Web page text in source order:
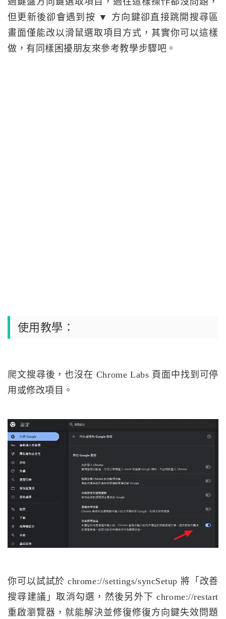
但更新後卻會遇到按 ▼ 方向鍵卻直接跳開搜尋區
畫面僅能改以滑鼠選取項目方式，其實你可以這樣
做，有同樣困擾朋友來參考教學步驟吧。
使用教學：
爬文搜尋後，也沒在 Chrome Labs 頁面中找到可停
用或修改項目。
你可以試試於 chrome://settings/syncSetup 將「改善
搜尋建議」取消勾選，然後另外下 chrome://restart
重啟瀏覽器，就能解決並修復修復方向鍵失效問題